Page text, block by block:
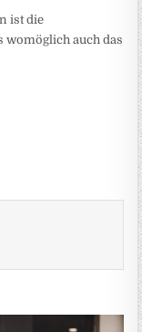
ist die
womöglich auch das